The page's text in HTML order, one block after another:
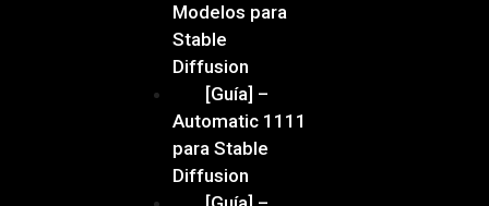
Modelos para
Stable
Diffusion
[Guía] –
Automatic 1111
para Stable
Diffusion